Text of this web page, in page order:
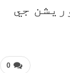
جي
0